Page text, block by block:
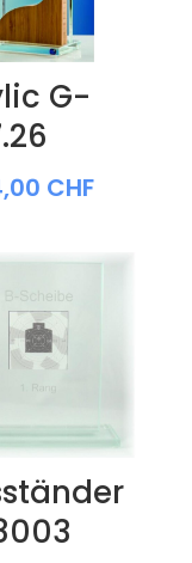
G-
CHF